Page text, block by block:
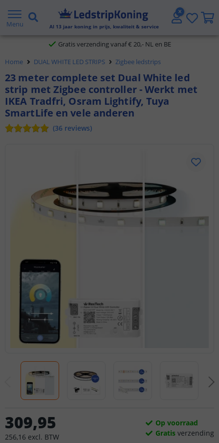
Menu Al 13 jaar koning in prijs, kwaliteit & service
5 jaar garantie
Gratis verzending vanaf € 20,- NL en BE
Klantbeoordeling 9.1
Voor 23:45 uur besteld, morgen in huis
Home DUAL WHITE LED STRIPS Zigbee ledstrips
23 meter complete set Dual White led
strip met Zigbee controller - Werkt met
IKEA Tradfri, Osram Lightify, Tuya
SmartLife en vele anderen
(36 reviews)
309,95
256,16 excl. BTW
Op voorraad
Gratis verzending